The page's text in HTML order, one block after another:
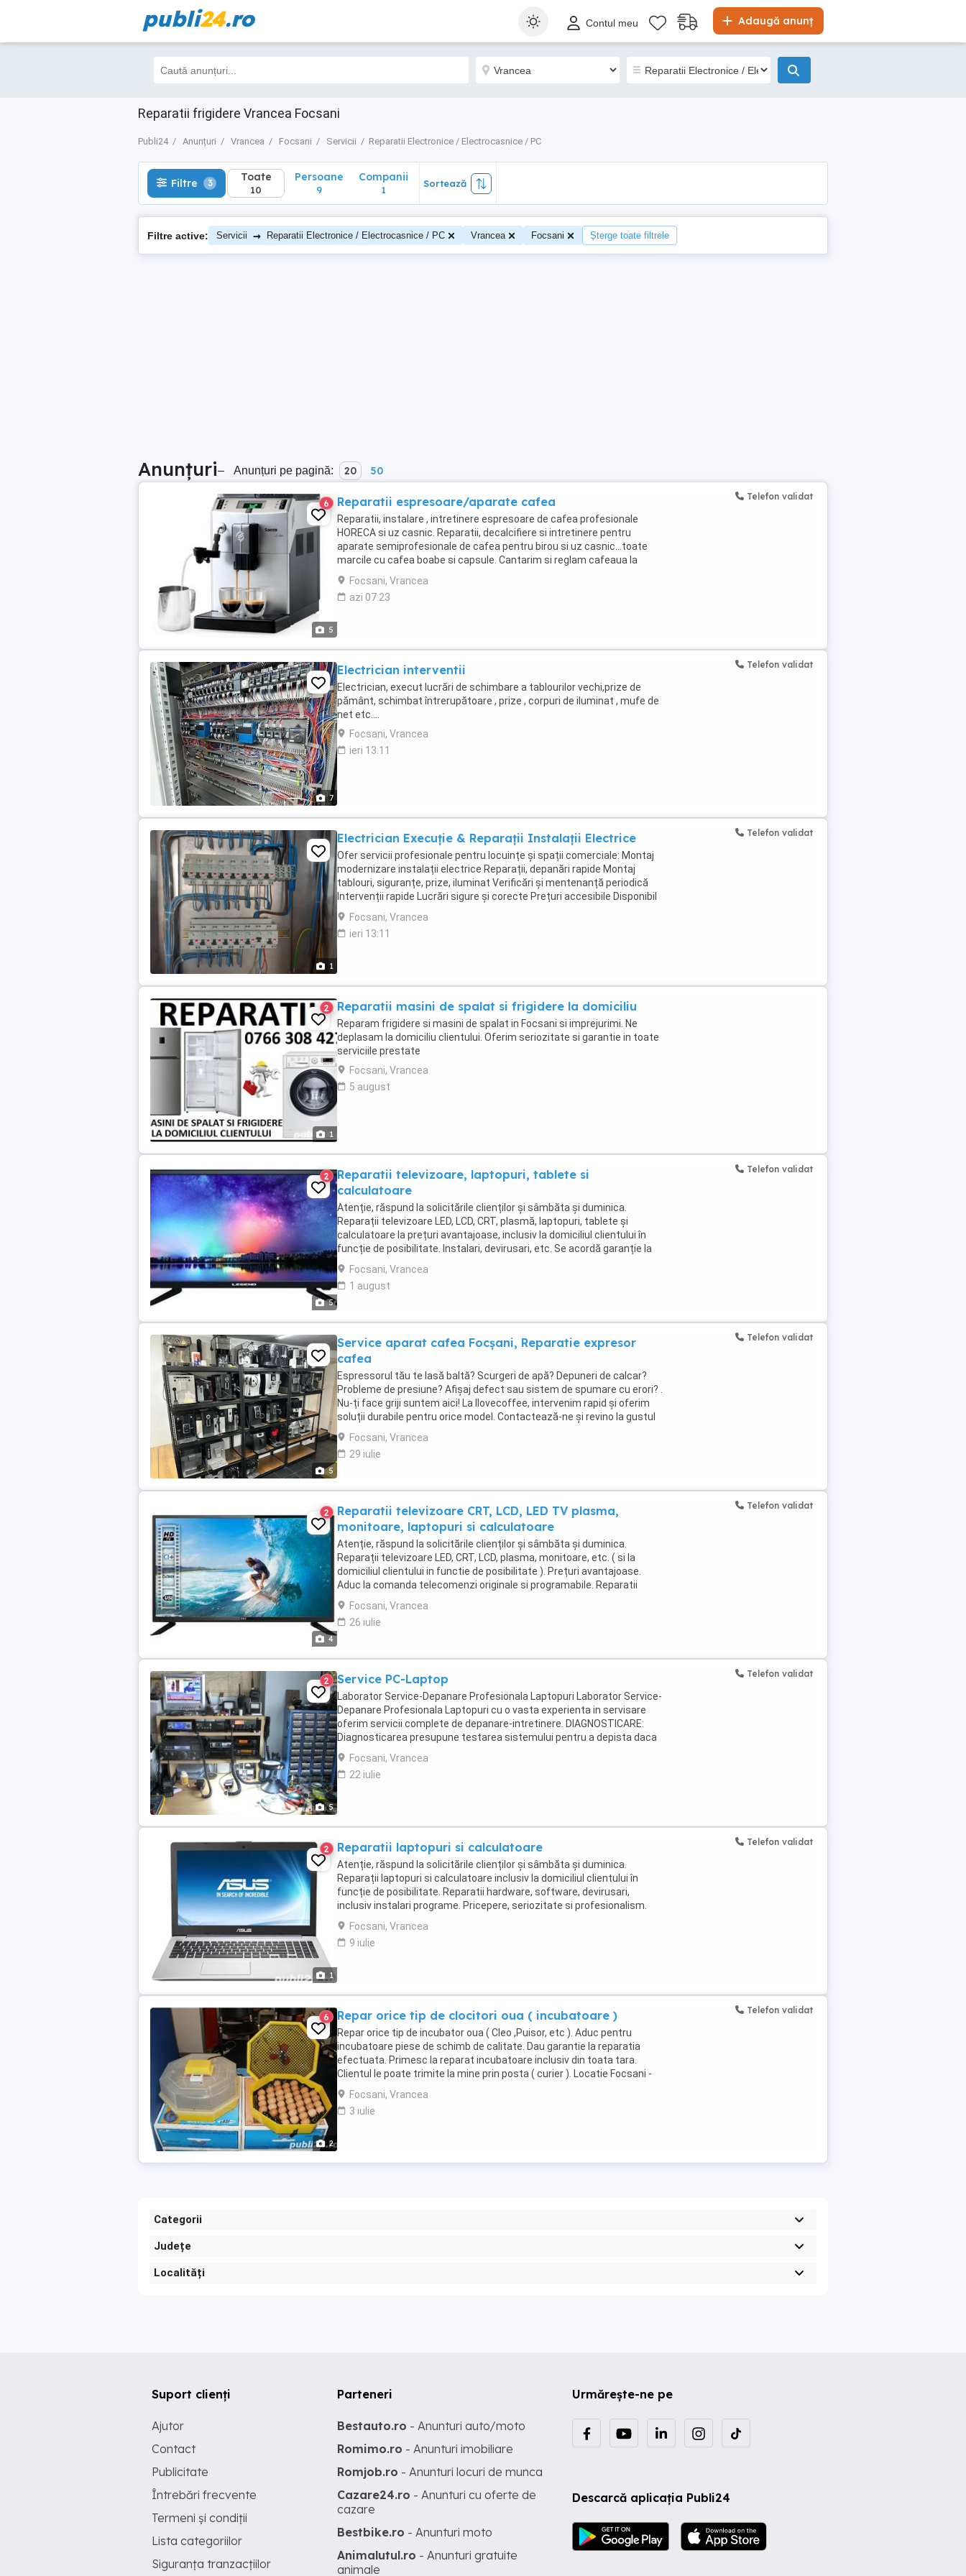
publi24.ro Adaugă anunț
Contul meu
Reparatii frigidere Vrancea Focsani
Publi24 Anunțuri Vrancea Focsani Servicii Reparatii Electronice / Electrocasnice / PC
Filtre 3 Toate
10
Filtre 3 Toate
10
Persoane
9
Companii
1
Sortează
Filtre active: Servicii → Reparatii Electronice / Electrocasnice / PC Vrancea Focsani Șterge toate filtrele
Anunțuri– Anunțuri pe pagină: 20 50
5
6 Reparatii espresoare/aparate cafea
Reparatii, instalare , intretinere espresoare de cafea profesionale
HORECA si uz casnic. Reparatii, decalcifiere si intretinere pentru
aparate semiprofesionale de cafea pentru birou si uz casnic...toate
marcile cu cafea boabe si capsule. Cantarim si reglam cafeaua la
rasnita , pentru un rezultat ...
Focsani, Vrancea
azi 07:23
Telefon validat
7
Electrician interventii
Electrician, execut lucrări de schimbare a tablourilor vechi,prize de
pământ, schimbat întrerupătoare , prize , corpuri de iluminat , mufe de
net etc....
Focsani, Vrancea
ieri 13:11
Telefon validat
1
Electrician Execuție & Reparații Instalații Electrice
Ofer servicii profesionale pentru locuințe și spații comerciale: Montaj
modernizare instalații electrice Reparații, depanări rapide Montaj
tablouri, siguranțe, prize, iluminat Verificări și mentenanță periodică
Intervenții rapide Lucrări sigure și corecte Prețuri accesibile Disponibil
...
Focsani, Vrancea
ieri 13:11
Telefon validat
1
2 Reparatii masini de spalat si frigidere la domiciliu
Reparam frigidere si masini de spalat in Focsani si imprejurimi. Ne
deplasam la domiciliu clientului. Oferim seriozitate si garantie in toate
serviciile prestate
Focsani, Vrancea
5 august
5
2
Reparatii televizoare, laptopuri, tablete si
calculatoare
Atenție, răspund la solicitările clienților și sâmbăta și duminica.
Reparații televizoare LED, LCD, CRT, plasmă, laptopuri, tablete și
calculatoare la prețuri avantajoase, inclusiv la domiciliul clientului în
funcție de posibilitate. Instalari, devirusari, etc. Se acordă garanție la
lucrarea efectuată. ...
Focsani, Vrancea
1 august
Telefon validat
5
Service aparat cafea Focșani, Reparatie expresor
cafea
Espressorul tău te lasă baltă? Scurgeri de apă? Depuneri de calcar?
Probleme de presiune? Afișaj defect sau sistem de spumare cu erori? .
Nu-ți face griji suntem aici! La Ilovecoffee, intervenim rapid și oferim
soluții durabile pentru orice model. Contactează-ne și revino la gustul
cafelei perfecte! Reparăm ...
Focsani, Vrancea
29 iulie
Telefon validat
4
2
Reparatii televizoare CRT, LCD, LED TV plasma,
monitoare, laptopuri si calculatoare
Atenție, răspund la solicitările clienților și sâmbăta și duminica.
Reparații televizoare LED, CRT, LCD, plasma, monitoare, etc. ( si la
domiciliul clientului in functie de posibilitate ). Prețuri avantajoase.
Aduc la comanda telecomenzi originale si programabile. Reparatii
calculatoare si laptopuri, ...
Focsani, Vrancea
26 iulie
Telefon validat
5
2 Service PC-Laptop
Laborator Service-Depanare Profesionala Laptopuri Laborator Service-
Depanare Profesionala Laptopuri cu o vasta experienta in servisare
oferim servicii complete de depanare-intretinere. DIAGNOSTICARE:
Diagnosticarea presupune testarea sistemului pentru a depista daca
defectul este de natura hardware sau ...
Focsani, Vrancea
22 iulie
Telefon validat
1
2 Reparatii laptopuri si calculatoare
Atenție, răspund la solicitările clienților și sâmbăta și duminica.
Reparații laptopuri si calculatoare inclusiv la domiciliul clientului în
funcție de posibilitate. Reparatii hardware, software, devirusari,
inclusiv instalari programe. Pricepere, seriozitate si profesionalism.
Ofer garantie la lucrarea ...
Focsani, Vrancea
9 iulie
Telefon validat
2
6 Repar orice tip de clocitori oua ( incubatoare )
Repar orice tip de incubator oua ( Cleo ,Puisor, etc ). Aduc pentru
incubatoare piese de schimb de calitate. Dau garantie la reparatia
efectuata. Primesc la reparat incubatoare inclusiv din toata tara.
Clientul le poate trimite la mine prin posta ( curier ). Locatie Focsani -
Vrancea.
Focsani, Vrancea
3 iulie
Telefon validat
Categorii
Județe
Localități
Urmărește-ne pe
Descarcă aplicația Publi24
Suport clienți
Ajutor
Contact
Publicitate
Întrebări frecvente
Termeni și condiții
Lista categoriilor
Siguranța tranzacțiilor
Parteneri
Bestauto.ro - Anunturi auto/moto
Romimo.ro - Anunturi imobiliare
Romjob.ro - Anunturi locuri de munca
Cazare24.ro - Anunturi cu oferte de
cazare
Bestbike.ro - Anunturi moto
Animalutul.ro - Anunturi gratuite
animale